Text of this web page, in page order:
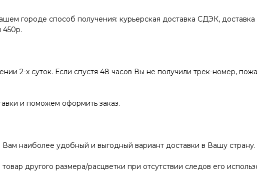
городе способ получения: курьерская доставка СДЭК,
450р.
2-х суток. Если спустя 48 часов Вы не получили трек-номер,
и поможем оформить заказ.
наиболее удобный и выгодный вариант доставки в Вашу страну.
другого размера/расцветки при отсутствии следов его